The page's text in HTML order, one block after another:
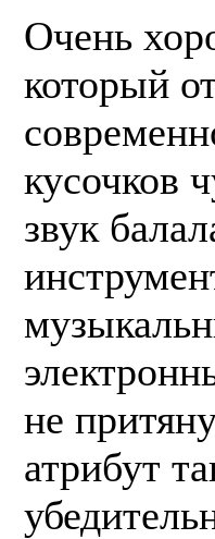
Очень
который
кусочков
звук
не
атрибут